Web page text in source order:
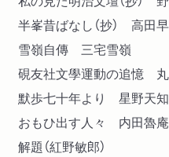
半峯昔ばなし（抄） 高田
雪嶺自傳 三宅雪嶺
硯友社文學運動の追憶
默歩七十年より 星野天知
おもひ出す人々 内田魯庵
解題（紅野敏郎）